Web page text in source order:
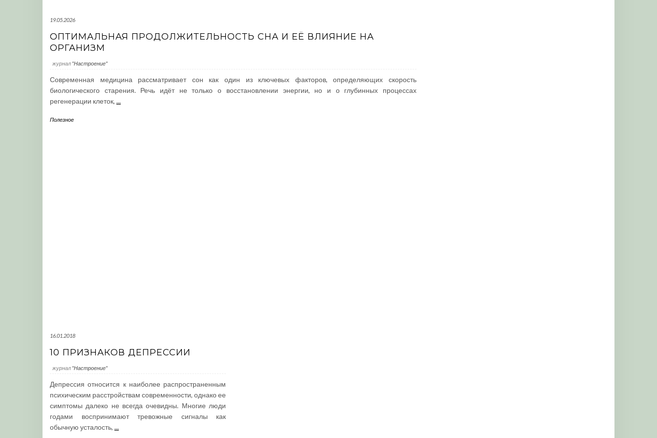
19.05.2026
ОПТИМАЛЬНАЯ ПРОДОЛЖИТЕЛЬНОСТЬ СНА И ЕЁ ВЛИЯНИЕ НА
ОРГАНИЗМ
журнал "Настроение"
Современная медицина рассматривает сон как один из ключевых факторов, определяющих скорость
биологического старения. Речь идёт не только о восстановлении энергии, но и о глубинных процессах
регенерации клеток, ...
Полезное
16.01.2018
10 ПРИЗНАКОВ ДЕПРЕССИИ
журнал "Настроение"
Депрессия относится к наиболее распространенным
психическим расстройствам современности, однако ее
симптомы далеко не всегда очевидны. Многие люди
годами воспринимают тревожные сигналы как
обычную усталость, ...